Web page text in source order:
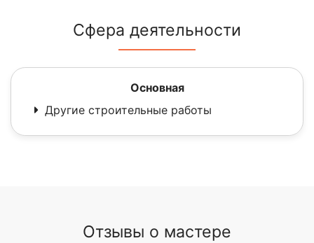
Сфера деятельности
Основная
Другие строительные работы
Отзывы о мастере